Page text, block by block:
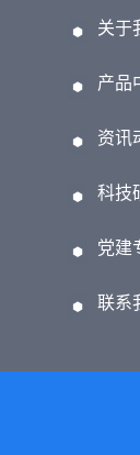
关于
产品
资讯
科技
党建
联系